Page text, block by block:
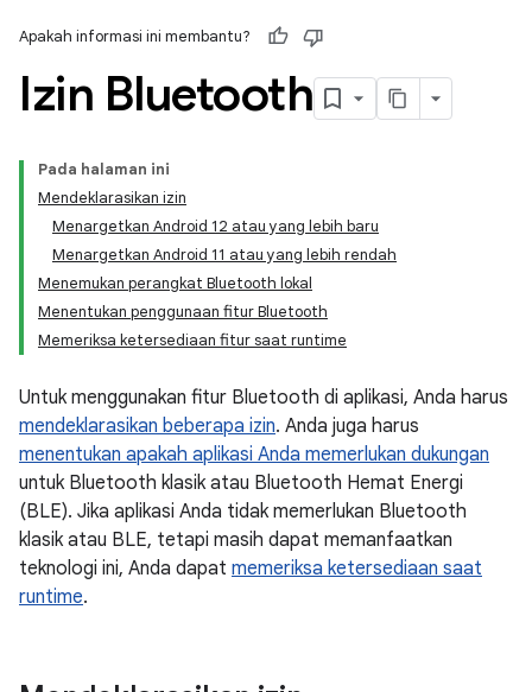
Apakah informasi ini membantu?
Izin Bluetooth
Pada halaman ini
Mendeklarasikan izin
Menargetkan Android 12 atau yang lebih baru
Menargetkan Android 11 atau yang lebih rendah
Menemukan perangkat Bluetooth lokal
Menentukan penggunaan fitur Bluetooth
Memeriksa ketersediaan fitur saat runtime
Untuk menggunakan fitur Bluetooth di aplikasi, Anda harus
mendeklarasikan beberapa izin. Anda juga harus
menentukan apakah aplikasi Anda memerlukan dukungan
untuk Bluetooth klasik atau Bluetooth Hemat Energi
(BLE). Jika aplikasi Anda tidak memerlukan Bluetooth
klasik atau BLE, tetapi masih dapat memanfaatkan
teknologi ini, Anda dapat memeriksa ketersediaan saat
runtime.